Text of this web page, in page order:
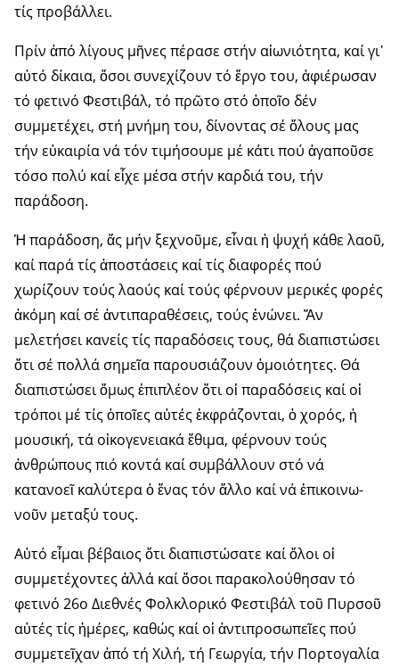
τίς προβάλλει.
Πρίν ἀπό λίγους μῆνες πέρασε στήν αἰωνιότητα, καί γι᾽
αὐτό δί­καια, ὅσοι συνεχίζουν τό ἔργο του, ἀφιέρωσαν
τό φετινό Φεστιβάλ, τό πρῶτο στό ὁποῖο δέν
συμμετέχει, στή μνήμη του, δίνοντας σέ ὅλους μας
τήν εὐκαιρία νά τόν τιμήσουμε μέ κάτι πού ἀγαποῦσε
τόσο πολύ καί εἶχε μέσα στήν καρδιά του, τήν
παράδοση.
Ἡ παράδοση, ἄς μήν ξεχνοῦμε, εἶναι ἡ ψυχή κάθε λαοῦ,
καί παρά τίς ἀποστάσεις καί τίς διαφορές πού
χωρίζουν τούς λαούς καί τούς φέρνουν μερικές φορές
ἀκόμη καί σέ ἀντιπαραθέσεις, τούς ἑνώνει. Ἄν
μελετήσει κανείς τίς παραδό­σεις τους, θά διαπιστώσει
ὅτι σέ πολλά σημεῖα παρουσιάζουν ὁμοι­ό­τη­τες. Θά
διαπιστώσει ὅμως ἐπιπλέον ὅτι οἱ παραδόσεις καί οἱ
τρόποι μέ τίς ὁποῖες αὐτές ἐκ­φράζονται, ὁ χορός, ἡ
μουσική, τά οἰκογενειακά ἔθιμα, φέρνουν τούς
ἀνθρώπους πιό κοντά καί συμβάλ­λουν στό νά
κατανοεῖ καλύτερα ὁ ἕνας τόν ἄλλο καί νά ἐπικοινω­
νοῦν μεταξύ τους.
Αὐτό εἶμαι βέβαιος ὅτι διαπιστώ­σατε καί ὅλοι οἱ
συμμετέχοντες ἀλλά καί ὅσοι παρακολούθησαν τό
φετινό 26ο Διεθνές Φολκλορικό Φεστιβάλ τοῦ Πυρσοῦ
αὐτές τίς ἡμέρες, καθώς καί οἱ ἀντιπροσω­πεῖες πού
συμμετεῖχαν ἀπό τή Χιλή, τή Γεωργία, τήν Πορτογαλία